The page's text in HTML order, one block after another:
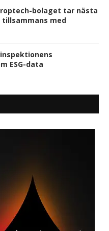
bolaget tar nästa
med
ESG-data